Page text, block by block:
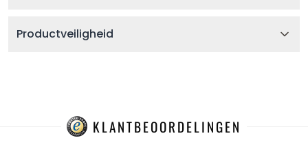
Productveiligheid
KLANTBEOORDELINGEN